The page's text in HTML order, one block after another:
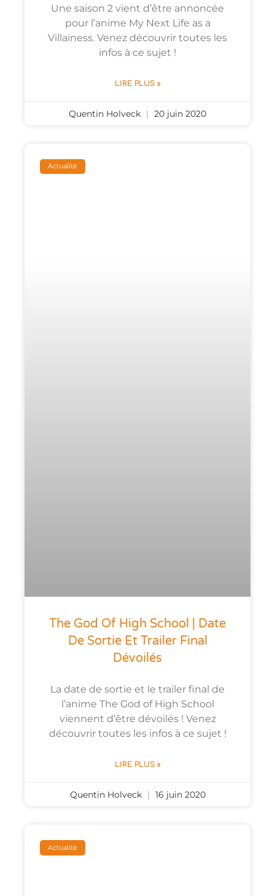
Une saison 2 vient d’être annoncée
pour l’anime My Next Life as a
Villainess. Venez découvrir toutes les
infos à ce sujet !
LIRE PLUS »
Quentin Holveck 20 juin 2020
Actualité
The God Of High School | Date
De Sortie Et Trailer Final
Dévoilés
La date de sortie et le trailer final de
l’anime The God of High School
viennent d’être dévoilés ! Venez
découvrir toutes les infos à ce sujet !
LIRE PLUS »
Quentin Holveck 16 juin 2020
Actualité